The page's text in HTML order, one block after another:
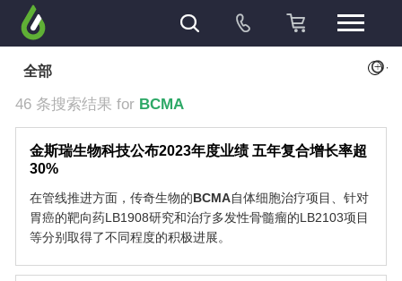
全部 +
46 条搜索结果 for BCMA
金斯瑞生物科技公布2023年度业绩 五年复合增长率超
30%
在管线推进方面，传奇生物的BCMA自体细胞治疗项目、针对
胃癌的靶向药LB1908研究和治疗多发性骨髓瘤的LB2103项目
等分别取得了不同程度的积极进展。